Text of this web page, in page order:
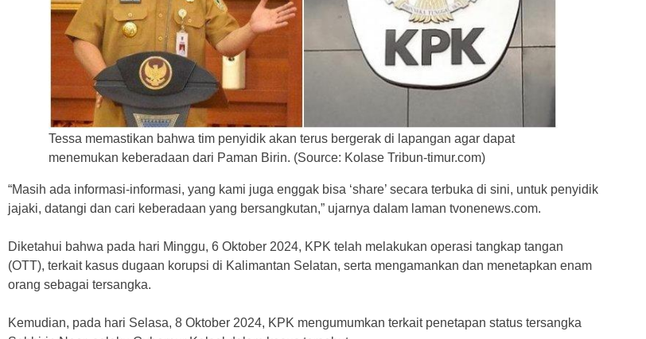
Tessa memastikan bahwa tim penyidik akan terus bergerak di lapangan agar dapat
menemukan keberadaan dari Paman Birin. (Source: Kolase Tribun-timur.com)
“Masih ada informasi-informasi, yang kami juga enggak bisa ‘share’ secara terbuka di sini, untuk penyidik
jajaki, datangi dan cari keberadaan yang bersangkutan,” ujarnya dalam laman tvonenews.com.
Diketahui bahwa pada hari Minggu, 6 Oktober 2024, KPK telah melakukan operasi tangkap tangan
(OTT), terkait kasus dugaan korupsi di Kalimantan Selatan, serta mengamankan dan menetapkan enam
orang sebagai tersangka.
Kemudian, pada hari Selasa, 8 Oktober 2024, KPK mengumumkan terkait penetapan status tersangka